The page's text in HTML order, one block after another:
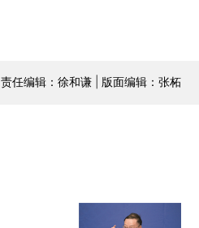
责任编辑：徐和谦 | 版面编辑：张柘